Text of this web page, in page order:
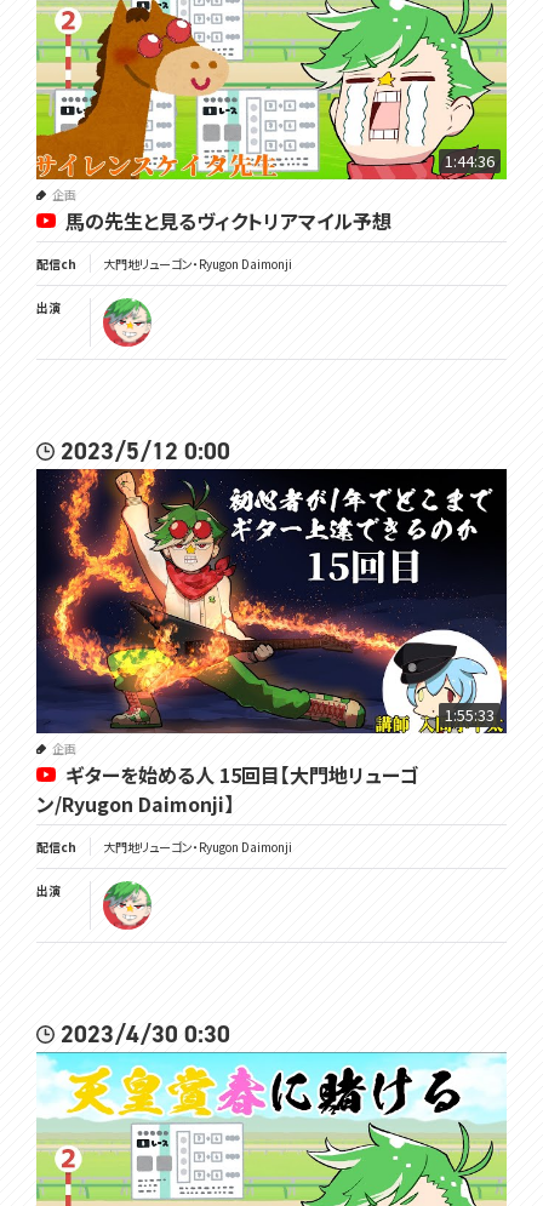
1:44:36
企画
馬の先生と見るヴィクトリアマイル予想
配信ch 大門地リューゴン・Ryugon Daimonji
出演
2023/5/12 0:00
1:55:33
企画
ギターを始める人 15回目【大門地リューゴ
ン/Ryugon Daimonji】
配信ch 大門地リューゴン・Ryugon Daimonji
出演
2023/4/30 0:30